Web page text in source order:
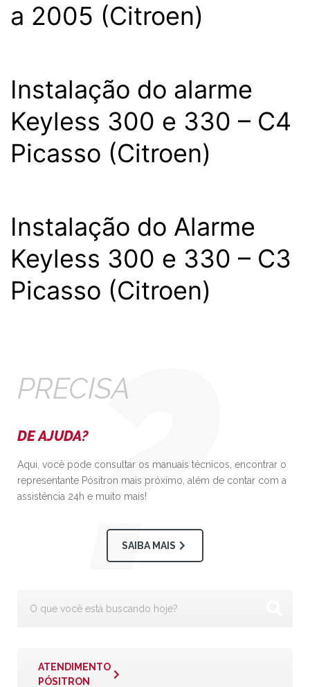
a 2005 (Citroen)
Instalação do alarme
Keyless 300 e 330 – C4
Picasso (Citroen)
Instalação do Alarme
Keyless 300 e 330 – C3
Picasso (Citroen)
PRECISA
DE AJUDA?
Aqui, você pode consultar os manuais técnicos, encontrar o
representante Pósitron mais próximo, além de contar com a
assistência 24h e muito mais!
SAIBA MAIS
ATENDIMENTO
PÓSITRON